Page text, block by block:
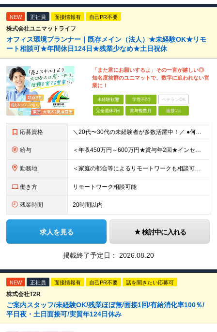
NEW 正社員 面接情報有 自己PR不要
株式会社ユニマットライフ
オフィス環境プランナー｜既存メイン（法人）★未経験OK★リモ
ート相談可★年間休日124日★残業少なめ★土日祝休
「また君にお願いするよ」その一言が嬉しい◎
知名度抜群のユニマットで、数字に追われない営
業に！
未経験歓迎 学歴不問 ベテランOK
完全週休2日 賞与複数月 面接1回
応募資格 ＼20代〜30代の未経験者が多数活躍中！／ ●何らかの社会人経験をお持ちの方（年数不問） ●学歴不問 ●大阪拠点については要第一種普通自動車免許 ～こんな方にピッタリ～ ・人と話すこと、喜ばれること
給与 ＜年収450万円～600万円★賞与年2回★インセンティブ制度あり＞ 【東京勤務の場合】 月給28万3,000円～29万円＋インセンティブ＋別途残業手当支給 【大阪の場合】 月給27万5,000円～2
勤務地 ＜家庭の都合等によるリモートワークも相談可★転勤なし、直行直帰もOK＞ 【勤務先】 ※東京・大阪の2拠点で募集 ※各拠点での募集となります ※配属先は希望を考慮いたします ■東京 東京都立川市高松
働き方 リモートワーク相談可能
残業時間 20時間以内
求人を見る 検討中に入れる
掲載終了予定日： 2026.08.20
NEW 正社員 面接情報有 自己PR不要 話を聞きたい応募可
株式会社T2R
ご案内スタッフ/未経験OK/残業ほぼ無/面接1回/有給消化率100％/
平日夜・土日面接可/実質年124日休み